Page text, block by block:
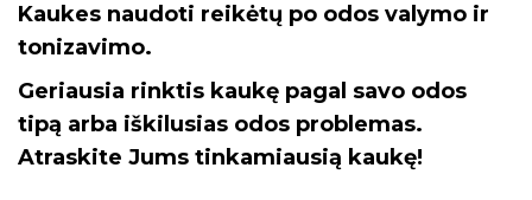
Kaukes naudoti reikėtų po odos valymo ir
tonizavimo.
Geriausia rinktis kaukę pagal savo odos
tipą arba iškilusias odos problemas.
Atraskite Jums tinkamiausią kaukę!